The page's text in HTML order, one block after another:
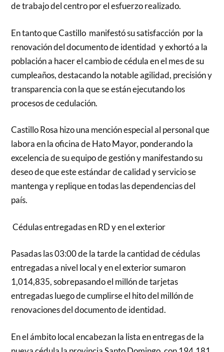
de trabajo del centro por el esfuerzo realizado.
En tanto que Castillo manifestó su satisfacción por la
renovación del documento de identidad y exhortó a la
población a hacer el cambio de cédula en el mes de su
cumpleaños, destacando la notable agilidad, precisión y
transparencia con la que se están ejecutando los
procesos de cedulación.
Castillo Rosa hizo una mención especial al personal que
labora en la oficina de Hato Mayor, ponderando la
excelencia de su equipo de gestión y manifestando su
deseo de que este estándar de calidad y servicio se
mantenga y replique en todas las dependencias del
país.
Cédulas entregadas en RD y en el exterior
Pasadas las 03:00 de la tarde la cantidad de cédulas
entregadas a nivel local y en el exterior sumaron
1,014,835, sobrepasando el millón de tarjetas
entregadas luego de cumplirse el hito del millón de
renovaciones del documento de identidad.
En el ámbito local encabezan la lista en entregas de la